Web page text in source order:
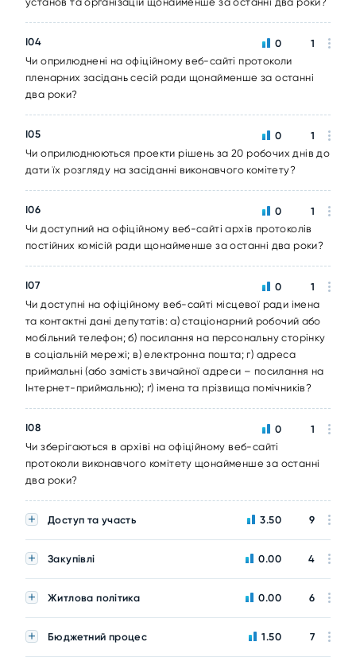
I04
Чи оприлюднені на офіційному веб-сайті протоколи
пленарних засідань сесій ради щонайменше за останні
два роки?
0 1
I05
Чи оприлюднюються проекти рішень за 20 робочих днів до
дати їх розгляду на засіданні виконавчого комітету?
0 1
I06
Чи доступний на офіційному веб-сайті архів протоколів
постійних комісій ради щонайменше за останні два роки?
0 1
I07
Чи доступні на офіційному веб-сайті місцевої ради імена
та контактні дані депутатів: а) стаціонарний робочий або
мобільний телефон; б) посилання на персональну сторінку
в соціальній мережі; в) електронна пошта; г) адреса
приймальні (або замість звичайної адреси – посилання на
Інтернет-приймальню); ґ) імена та прізвища помічників?
0 1
I08
Чи зберігаються в архіві на офіційному веб-сайті
протоколи виконавчого комітету щонайменше за останні
два роки?
0 1
Доступ та участь 3.50 9
Закупівлі 0.00 4
Житлова політика 0.00 6
Бюджетний процес 1.50 7